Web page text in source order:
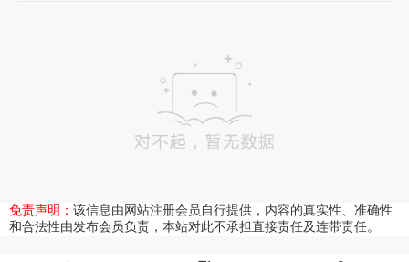
免责声明： 该信息由网站注册会员自行提供，内容的真实性、准确性
和合法性由发布会员负责，本站对此不承担直接责任及连带责任。